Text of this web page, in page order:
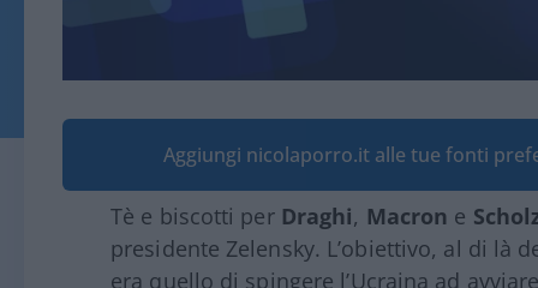
Aggiungi nicolaporro.it alle tue fonti
Tè e biscotti per Draghi, Macron e
presidente Zelensky. L’obiettivo, al di là
era quello di spingere l’Ucraina ad